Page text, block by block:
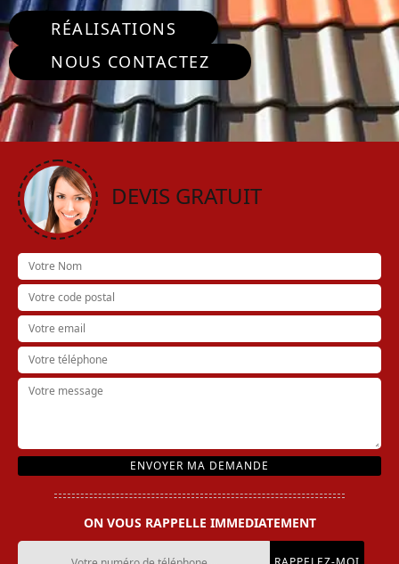
RÉALISATIONS
NOUS CONTACTEZ
DEVIS GRATUIT
ON VOUS RAPPELLE IMMEDIATEMENT